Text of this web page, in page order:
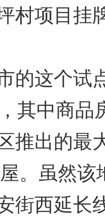
村项目挂
这个试
其中商品
推出的最
。虽然
街西延长